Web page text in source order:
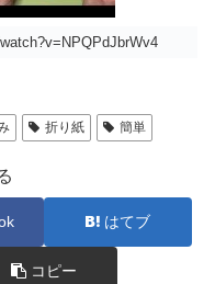
折り紙 簡単
はてブ
コピー